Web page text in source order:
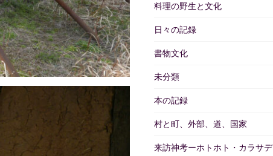
料理の野生と文化
日々の記録
書物文化
未分類
本の記録
村と町、外部、道、国家
来訪神考ーホトホト・カラサデ